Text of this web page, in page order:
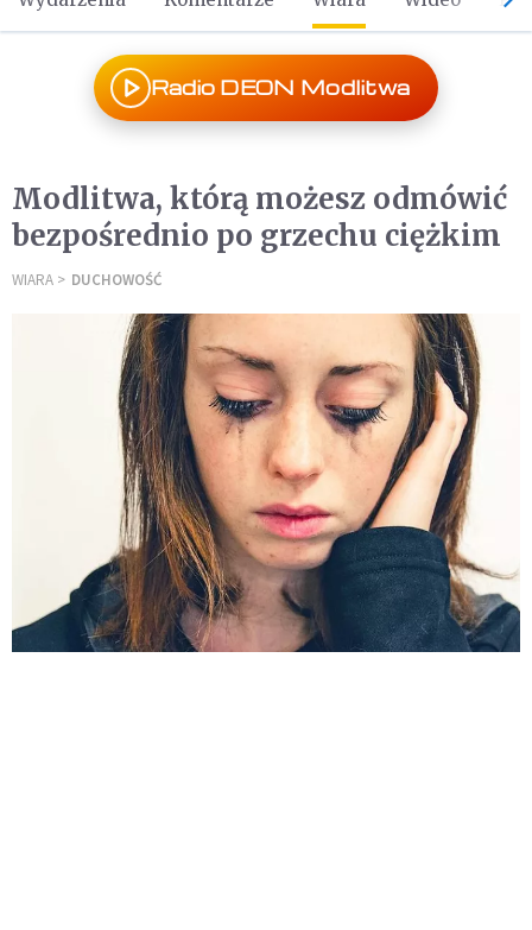
Radio DEON Modlitwa
Modlitwa, którą możesz odmówić
bezpośrednio po grzechu ciężkim
WIARA DUCHOWOŚĆ